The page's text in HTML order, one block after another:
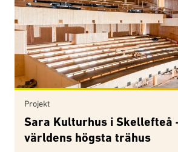
Projekt
Sara Kulturhus i Skellefteå
världens högsta trähus